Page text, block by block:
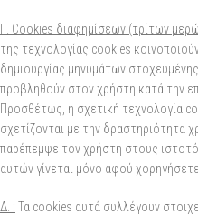
Γ. Cookies διαφημίσεων (τρίτων
της τεχνολογίας cookies
δημιουργίας μηνυμάτων
προβληθούν στον χρήστη κατά την
Προσθέτως, η σχετική τεχνολογία
σχετίζονται με την δραστηριότητα
παρέπεμψε τον χρήστη στους
αυτών γίνεται μόνο αφού
Δ. : Τα cookies αυτά συλλέγουν